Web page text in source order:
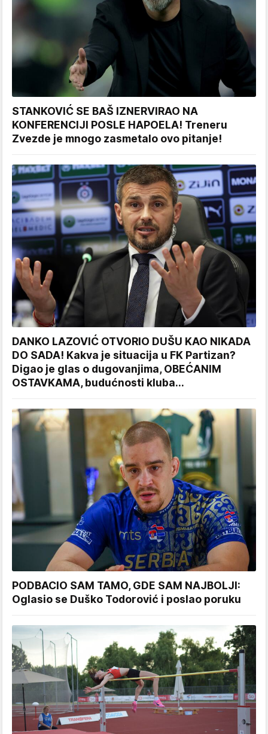
STANKOVIĆ SE BAŠ IZNERVIRAO NA
KONFERENCIJI POSLE HAPOELA! Treneru
Zvezde je mnogo zasmetalo ovo pitanje!
DANKO LAZOVIĆ OTVORIO DUŠU KAO NIKADA
DO SADA! Kakva je situacija u FK Partizan?
Digao je glas o dugovanjima, OBEĆANIM
OSTAVKAMA, budućnosti kluba...
PODBACIO SAM TAMO, GDE SAM NAJBOLJI:
Oglasio se Duško Todorović i poslao poruku